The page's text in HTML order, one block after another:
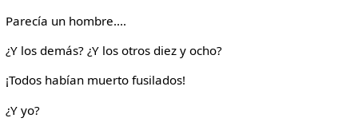
Parecía un hombre....
¿Y los demás? ¿Y los otros diez y ocho?
¡Todos habían muerto fusilados!
¿Y yo?